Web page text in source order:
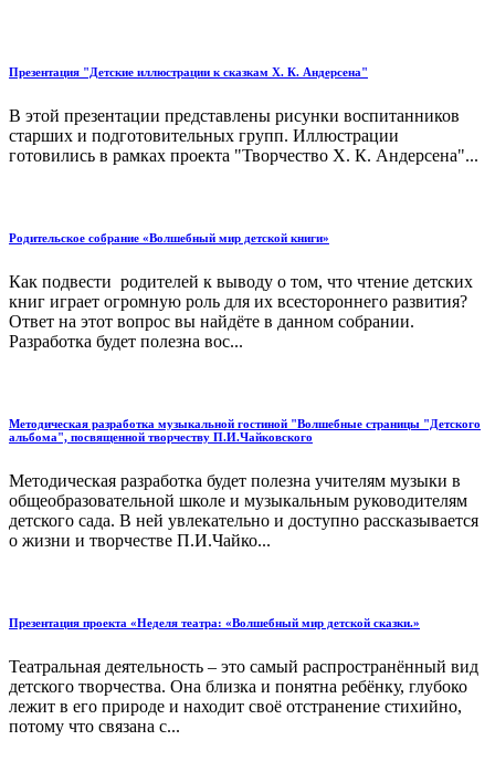
Презентация "Детские иллюстрации к сказкам Х. К. Андерсена"
В этой презентации представлены рисунки воспитанников
старших и подготовительных групп. Иллюстрации
готовились в рамках проекта "Творчество Х. К. Андерсена"...
Родительское собрание «Волшебный мир детской книги»
Как подвести родителей к выводу о том, что чтение детских
книг играет огромную роль для их всестороннего развития?
Ответ на этот вопрос вы найдёте в данном собрании.
Разработка будет полезна вос...
Методическая разработка музыкальной гостиной "Волшебные страницы "Детского
альбома", посвященной творчеству П.И.Чайковского
Методическая разработка будет полезна учителям музыки в
общеобразовательной школе и музыкальным руководителям
детского сада. В ней увлекательно и доступно рассказывается
о жизни и творчестве П.И.Чайко...
Презентация проекта «Неделя театра: «Волшебный мир детской сказки.»
Театральная деятельность – это самый распространённый вид
детского творчества. Она близка и понятна ребёнку, глубоко
лежит в его природе и находит своё отстранение стихийно,
потому что связана с...